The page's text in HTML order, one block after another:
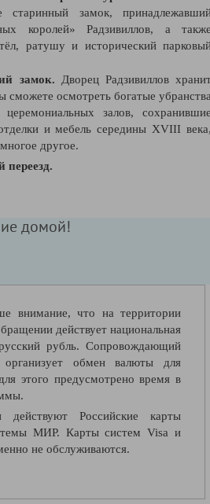
старинный замок,
королей» Радзивиллов, а
ратушу и исторический
замок.
Дворец Радзивиллов
сможете осмотреть богатые
залов,
и мебель середины XVIII
другое.
переезд.
домой!
внимание, что на территории
действует национальная
рубль. Сопровождающий
обмен валюты для
этого предусмотрено время в
действуют Российские карты
МИР. Карты систем Visa и
не обслуживаются.